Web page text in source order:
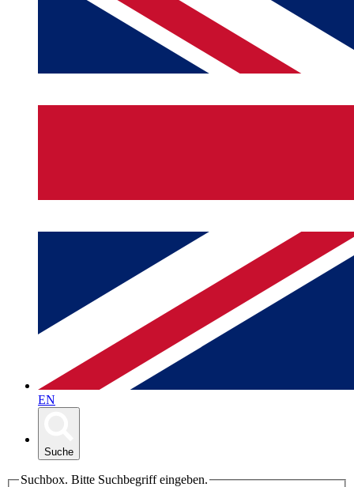
EN
Suche
Suchbox. Bitte Suchbegriff eingeben.